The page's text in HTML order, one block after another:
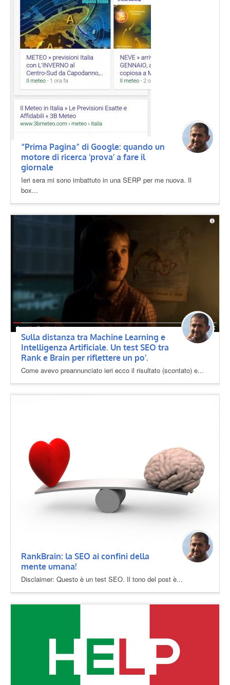
“Prima Pagina” di Google: quando un
motore di ricerca ‘prova’ a fare il
giornale
Ieri sera mi sono imbattuto in una SERP per me nuova. Il
box...
Sulla distanza tra Machine Learning e
Intelligenza Artificiale. Un test SEO tra
Rank e Brain per riflettere un po’.
Come avevo preannunciato ieri ecco il risultato (scontato) e...
RankBrain: la SEO ai confini della
mente umana!
Disclaimer: Questo è un test SEO. Il tono del post è...